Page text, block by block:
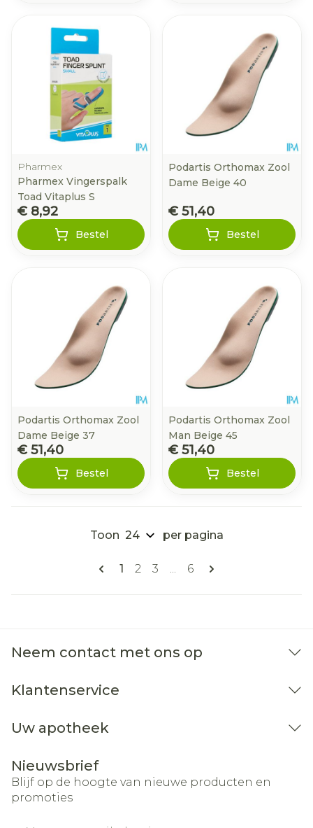
Pharmex
Pharmex Vingerspalk
Toad Vitaplus S
€ 8,92
Bestel
Podartis Orthomax Zool
Dame Beige 40
€ 51,40
Bestel
Podartis Orthomax Zool
Dame Beige 37
€ 51,40
Bestel
Podartis Orthomax Zool
Man Beige 45
€ 51,40
Bestel
Pagina's
U lees momenteel pagina
1 Pagina
2 Pagina
3 ... Pagina
6
Toon per pagina
Neem contact met ons op
Klantenservice
Uw apotheek
Nieuwsbrief
Blijf op de hoogte van nieuwe producten en
promoties